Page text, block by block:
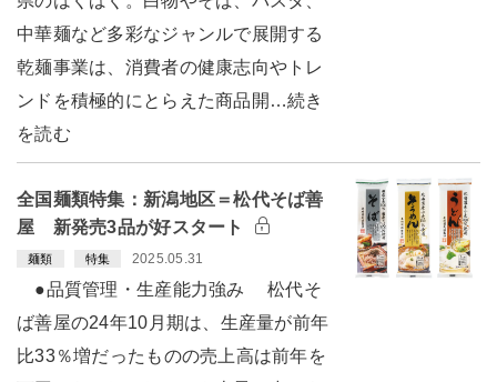
中華麺など多彩なジャンルで展開する
乾麺事業は、消費者の健康志向やトレ
ンドを積極的にとらえた商品開…続き
を読む
全国麺類特集：新潟地区＝松代そば善
屋 新発売3品が好スタート
麺類 特集 2025.05.31
●品質管理・生産能力強み 松代そ
ば善屋の24年10月期は、生産量が前年
比33％増だったものの売上高は前年を